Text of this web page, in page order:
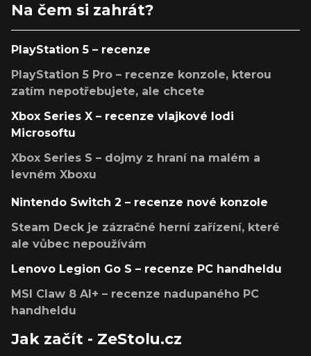
Na čem si zahrát?
PlayStation 5 – recenze
PlayStation 5 Pro – recenze konzole, kterou
zatím nepotřebujete, ale chcete
Xbox Series X – recenze vlajkové lodi
Microsoftu
Xbox Series S – dojmy z hraní na malém a
levném Xboxu
Nintendo Switch 2 – recenze nové konzole
Steam Deck je zázračné herní zařízení, které
ale vůbec nepoužívám
Lenovo Legion Go S – recenze PC handheldu
MSI Claw 8 AI+ – recenze nadupaného PC
handheldu
Jak začít - ZeStolu.cz